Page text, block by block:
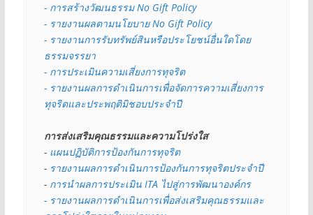
- การสร้างวัฒนธรรม No Gift Policy
- รายงานผลตามนโยบาย No Gift Policy
- รายงานการรับทรัพย์สินหรือประโยชน์อื่นใดโดย
ธรรมจรรยา
- การประเมินความเสี่ยงการทุจริต
- รายงานผลการดำเนินการเพื่อจัดการความเสี่ยงการ
ทุจริตและประพฤติมิชอบประจำปี
การส่งเสริมคุณธรรมและความโปร่งใส
- แผนปฏิบัติการป้องกันการทุจริต
- รายงานผลการดำเนินการป้องกันการทุจริตประจำปี
- การนำผลการประเมิน ITA ไปสู่การพัฒนาองค์กร
- รายงานผลการดำเนินการเพื่อส่งเสริมคุณธรรมและ